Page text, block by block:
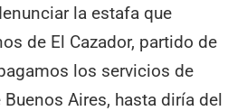
la estafa que
de El Cazador, partido de
los servicios de
Aires, hasta diría del